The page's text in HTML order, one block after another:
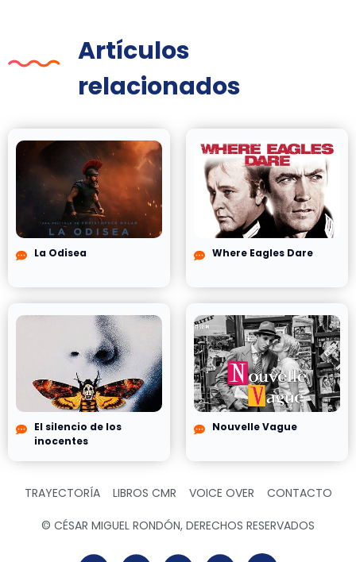
Artículos
relacionados
La Odisea Where Eagles Dare
El silencio de los
inocentes
Nouvelle Vague
TRAYECTORÍA LIBROS CMR VOICE OVER CONTACTO
© CÉSAR MIGUEL RONDÓN, DERECHOS RESERVADOS